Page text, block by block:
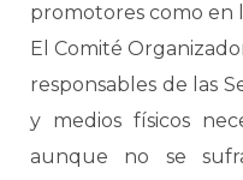
promotores como en
El Comité
responsables de las
y medios físicos
aunque no se